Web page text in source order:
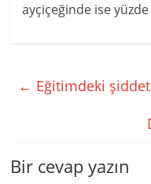
ayçiçeğinde ise
← Eğitimdeki
Bir cevap yazın